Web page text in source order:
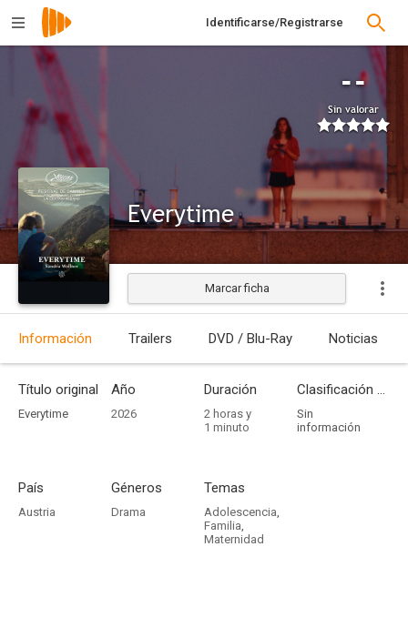
Identificarse/Registrarse
--
Sin valorar
Everytime
Estrenada
Marcar ficha
Información Trailers DVD / Blu-Ray Noticias
Título original
Everytime
Año
2026
Duración
2 horas y
1 minuto
Clasificación por edades
Sin
información
País
Austria
Géneros
Drama
Temas
Adolescencia,
Familia,
Maternidad